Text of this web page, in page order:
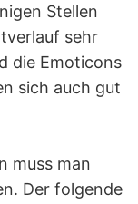
Stellen
sehr
die Emoticons
sich auch gut
muss man
Der folgende